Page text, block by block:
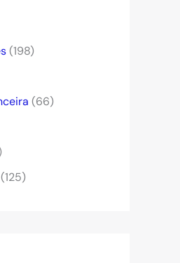
(198)
(66)
(125)